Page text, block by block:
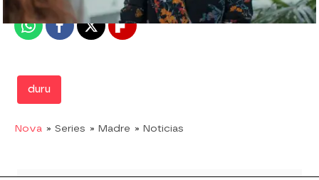
WhatsappFacebook
X Flipboard
duru
Nova » Series » Madre » Noticias